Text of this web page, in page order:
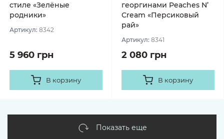
стиле «Зелёные
родники»
Артикул: 8342
5 960 грн
В корзину
георгинами Peaches N’
Cream «Персиковый
рай»
Артикул: 8341
2 080 грн
В корзину
Показать еще